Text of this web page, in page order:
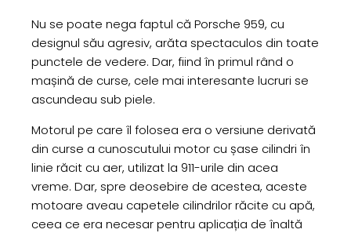
Nu se poate nega faptul că Porsche 959, cu
designul său agresiv, arăta spectaculos din toate
punctele de vedere. Dar, fiind în primul rând o
mașină de curse, cele mai interesante lucruri se
ascundeau sub piele.
Motorul pe care îl folosea era o versiune derivată
din curse a cunoscutului motor cu șase cilindri în
linie răcit cu aer, utilizat la 911-urile din acea
vreme. Dar, spre deosebire de acestea, aceste
motoare aveau capetele cilindrilor răcite cu apă,
ceea ce era necesar pentru aplicația de înaltă